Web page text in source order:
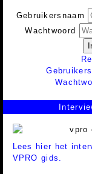
Gebruikersnaam
Wachtwoord
Lees hier het
VPRO gids.